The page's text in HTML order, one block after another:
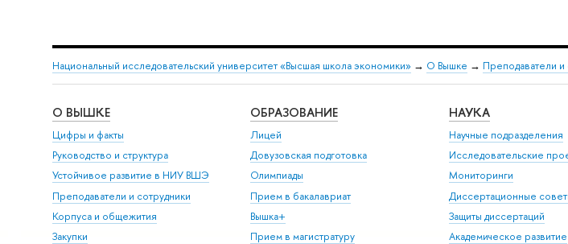
Национальный исследовательский университет «Высшая школа экономики» → О Вышке → Преподаватели и
О ВЫШКЕ
Цифры и факты
Руководство и структура
Устойчивое развитие в НИУ ВШЭ
Преподаватели и сотрудники
Корпуса и общежития
Закупки
ОБРАЗОВАНИЕ
Лицей
Довузовская подготовка
Олимпиады
Прием в бакалавриат
Вышка+
Прием в магистратуру
НАУКА
Научные подразделения
Исследовательские
Мониторинги
Диссертационные
Защиты диссертаций
Академическое развитие